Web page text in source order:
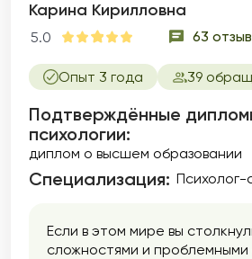
Карина Кирилловна
5.0 63
Опыт 3 года 39
Подтверждённые
психологии:
диплом о высшем образовании
Специализация: Психолог-
Если в этом мире вы
сложностями и проблемными